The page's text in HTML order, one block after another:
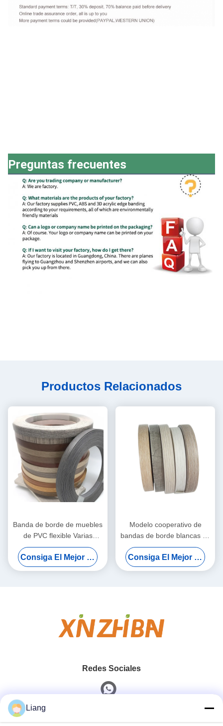
Preguntas frecuentes
Productos Relacionados
Banda de borde de muebles
de PVC flexible Varias
texturas Opcional Panel anti-
colisión impermeable cinta
de sellado de borde
Consiga El Mejor Precio
Modelo cooperativo de
bandas de borde blancas de
banda de borde de color a
juego de alta densidad para
marcas de casas de lujo
Consiga El Mejor Precio
Redes Sociales
Liang